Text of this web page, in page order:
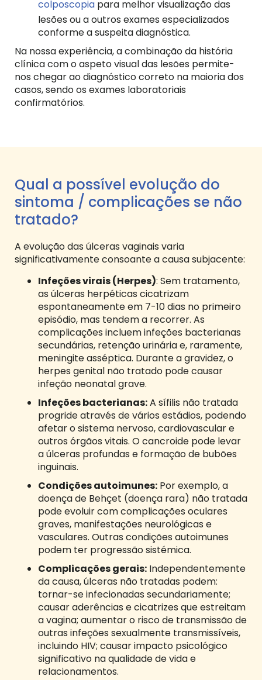
colposcopia para melhor visualização das
lesões ou a outros exames especializados
conforme a suspeita diagnóstica.
Na nossa experiência, a combinação da história
clínica com o aspeto visual das lesões permite-
nos chegar ao diagnóstico correto na maioria dos
casos, sendo os exames laboratoriais
confirmatórios.
Qual a possível evolução do
sintoma / complicações se não
tratado?
A evolução das úlceras vaginais varia
significativamente consoante a causa subjacente:
Infeções virais (Herpes): Sem tratamento,
as úlceras herpéticas cicatrizam
espontaneamente em 7-10 dias no primeiro
episódio, mas tendem a recorrer. As
complicações incluem infeções bacterianas
secundárias, retenção urinária e, raramente,
meningite asséptica. Durante a gravidez, o
herpes genital não tratado pode causar
infeção neonatal grave.
Infeções bacterianas:A sífilis não tratada
progride através de vários estádios, podendo
afetar o sistema nervoso, cardiovascular e
outros órgãos vitais. O cancroide pode levar
a úlceras profundas e formação de bubões
inguinais.
Condições autoimunes: Por exemplo, a
doença de Behçet (doença rara) não tratada
pode evoluir com complicações oculares
graves, manifestações neurológicas e
vasculares. Outras condições autoimunes
podem ter progressão sistémica.
Complicações gerais: Independentemente
da causa, úlceras não tratadas podem:
tornar-se infecionadas secundariamente;
causar aderências e cicatrizes que estreitam
a vagina; aumentar o risco de transmissão de
outras infeções sexualmente transmissíveis,
incluindo HIV; causar impacto psicológico
significativo na qualidade de vida e
relacionamentos.